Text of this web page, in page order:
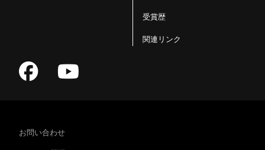
受賞歴
関連リンク
お問い合わせ